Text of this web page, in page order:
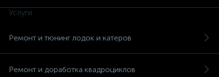
Услуги
Ремонт и тюнинг лодок и катеров
Ремонт и доработка квадроциклов